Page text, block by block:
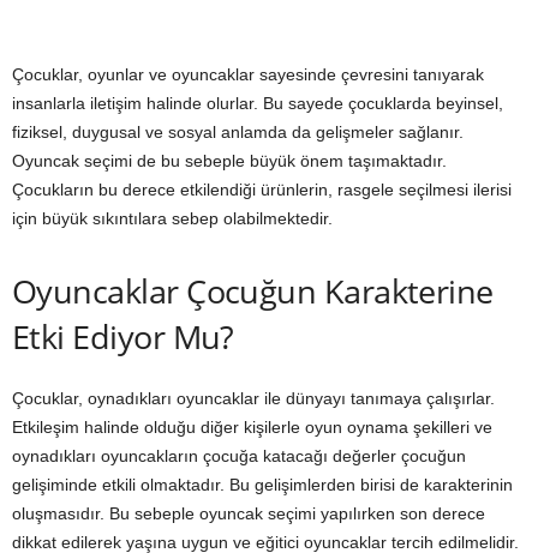
Çocuklar, oyunlar ve oyuncaklar sayesinde çevresini tanıyarak
insanlarla iletişim halinde olurlar. Bu sayede çocuklarda beyinsel,
fiziksel, duygusal ve sosyal anlamda da gelişmeler sağlanır.
Oyuncak seçimi de bu sebeple büyük önem taşımaktadır.
Çocukların bu derece etkilendiği ürünlerin, rasgele seçilmesi ilerisi
için büyük sıkıntılara sebep olabilmektedir.
Oyuncaklar Çocuğun Karakterine
Etki Ediyor Mu?
Çocuklar, oynadıkları oyuncaklar ile dünyayı tanımaya çalışırlar.
Etkileşim halinde olduğu diğer kişilerle oyun oynama şekilleri ve
oynadıkları oyuncakların çocuğa katacağı değerler çocuğun
gelişiminde etkili olmaktadır. Bu gelişimlerden birisi de karakterinin
oluşmasıdır. Bu sebeple oyuncak seçimi yapılırken son derece
dikkat edilerek yaşına uygun ve eğitici oyuncaklar tercih edilmelidir.